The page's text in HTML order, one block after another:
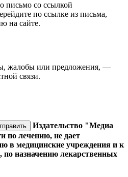
письмо со ссылкой
по ссылке из письма,
на сайте.
жалобы или предложения, —
связи.
Издательство "Медиа
по лечению, не дает
в медицинские учреждения и к
назначению лекарственных